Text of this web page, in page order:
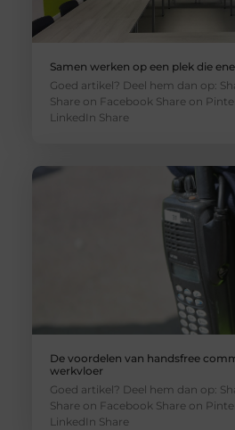
Samen werken op een plek die
Goed artikel? Deel hem dan op:
Share on Facebook Share on
LinkedIn Share
De voordelen van handsfree
werkvloer
Goed artikel? Deel hem dan op:
Share on Facebook Share on
LinkedIn Share